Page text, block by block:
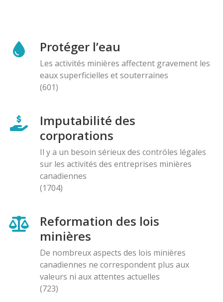
Protéger l’eau
Les activités minières affectent gravement les
eaux superficielles et souterraines
(601)
Imputabilité des
corporations
Il y a un besoin sérieux des contróles légales
sur les activités des entreprises minières
canadiennes
(1704)
Reformation des lois
minières
De nombreux aspects des lois minières
canadiennes ne correspondent plus aux
valeurs ni aux attentes actuelles
(723)